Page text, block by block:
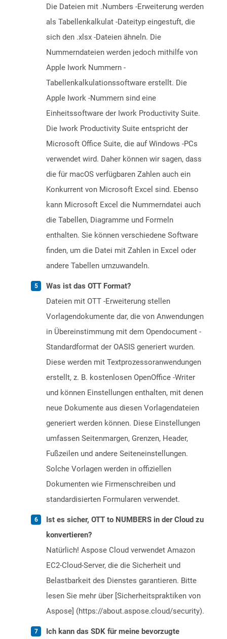
Die Dateien mit .Numbers -Erweiterung werden
als Tabellenkalkulat -Dateityp eingestuft, die
sich den .xlsx -Dateien ähneln. Die
Nummerndateien werden jedoch mithilfe von
Apple Iwork Nummern -
Tabellenkalkulationssoftware erstellt. Die
Apple Iwork -Nummern sind eine
Einheitssoftware der Iwork Productivity Suite.
Die Iwork Productivity Suite entspricht der
Microsoft Office Suite, die auf Windows -PCs
verwendet wird. Daher können wir sagen, dass
die für macOS verfügbaren Zahlen auch ein
Konkurrent von Microsoft Excel sind. Ebenso
kann Microsoft Excel die Nummerndatei auch
die Tabellen, Diagramme und Formeln
enthalten. Sie können verschiedene Software
finden, um die Datei mit Zahlen in Excel oder
andere Tabellen umzuwandeln.
Was ist das OTT Format?
Dateien mit OTT -Erweiterung stellen
Vorlagendokumente dar, die von Anwendungen
in Übereinstimmung mit dem Opendocument -
Standardformat der OASIS generiert wurden.
Diese werden mit Textprozessoranwendungen
erstellt, z. B. kostenlosen OpenOffice -Writer
und können Einstellungen enthalten, mit denen
neue Dokumente aus diesen Vorlagendateien
generiert werden können. Diese Einstellungen
umfassen Seitenmargen, Grenzen, Header,
Fußzeilen und andere Seiteneinstellungen.
Solche Vorlagen werden in offiziellen
Dokumenten wie Firmenschreiben und
standardisierten Formularen verwendet.
Ist es sicher, OTT to NUMBERS in der Cloud zu
konvertieren?
Natürlich! Aspose Cloud verwendet Amazon
EC2-Cloud-Server, die die Sicherheit und
Belastbarkeit des Dienstes garantieren. Bitte
lesen Sie mehr über [Sicherheitspraktiken von
Aspose] (https://about.aspose.cloud/security).
Ich kann das SDK für meine bevorzugte